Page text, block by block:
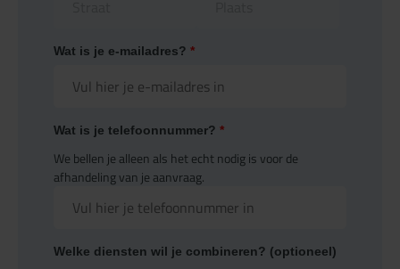
Wat is je e-mailadres? *
Wat is je telefoonnummer? *
We bellen je alleen als het echt nodig is voor de
afhandeling van je aanvraag.
Welke diensten wil je combineren? (optioneel)